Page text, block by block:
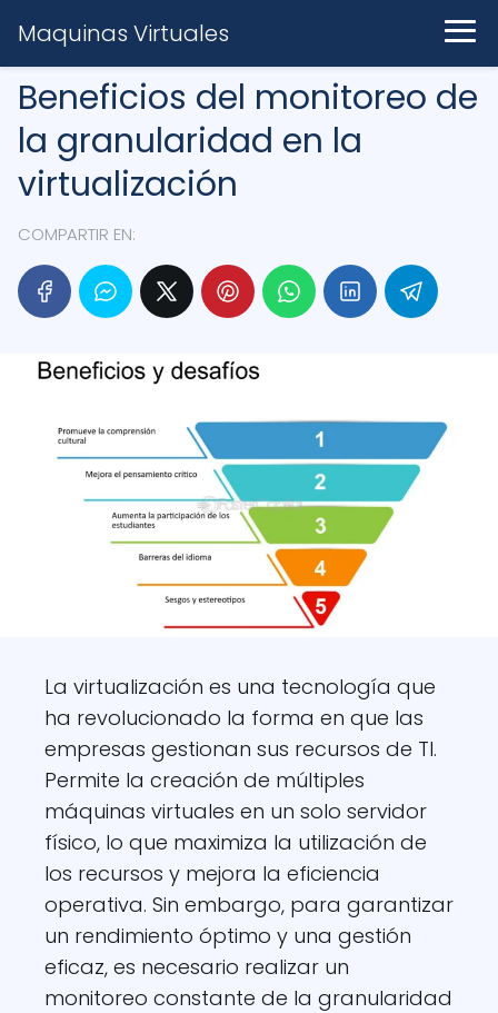
Maquinas Virtuales
Beneficios del monitoreo de
la granularidad en la
virtualización
COMPARTIR EN:
La virtualización es una tecnología que
ha revolucionado la forma en que las
empresas gestionan sus recursos de TI.
Permite la creación de múltiples
máquinas virtuales en un solo servidor
físico, lo que maximiza la utilización de
los recursos y mejora la eficiencia
operativa. Sin embargo, para garantizar
un rendimiento óptimo y una gestión
eficaz, es necesario realizar un
monitoreo constante de la granularidad